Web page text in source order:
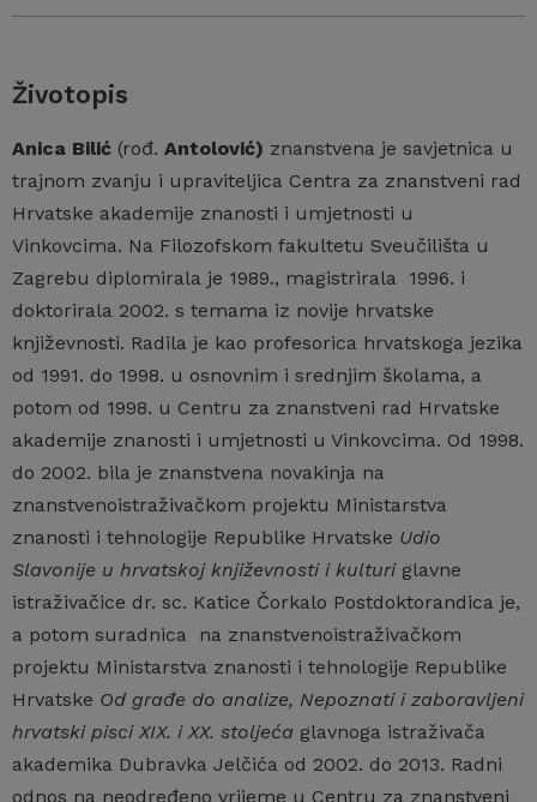
Životopis
Anica Bilić (rođ. Antolović) znanstvena je savjetnica u
trajnom zvanju i upraviteljica Centra za znanstveni rad
Hrvatske akademije znanosti i umjetnosti u
Vinkovcima. Na Filozofskom fakultetu Sveučilišta u
Zagrebu diplomirala je 1989., magistrirala 1996. i
doktorirala 2002. s temama iz novije hrvatske
književnosti. Radila je kao profesorica hrvatskoga jezika
od 1991. do 1998. u osnovnim i srednjim školama, a
potom od 1998. u Centru za znanstveni rad Hrvatske
akademije znanosti i umjetnosti u Vinkovcima. Od 1998.
do 2002. bila je znanstvena novakinja na
znanstvenoistraživačkom projektu Ministarstva
znanosti i tehnologije Republike Hrvatske Udio
Slavonije u hrvatskoj književnosti i kulturiglavne
istraživačice dr. sc. Katice Čorkalo Postdoktorandica je,
a potom suradnica na znanstvenoistraživačkom
projektu Ministarstva znanosti i tehnologije Republike
Hrvatske Od građe do analize, Nepoznati i zaboravljeni
hrvatski pisci XIX. i XX. stoljeća glavnoga istraživača
akademika Dubravka Jelčića od 2002. do 2013. Radni
odnos na neodređeno vrijeme u Centru za znanstveni